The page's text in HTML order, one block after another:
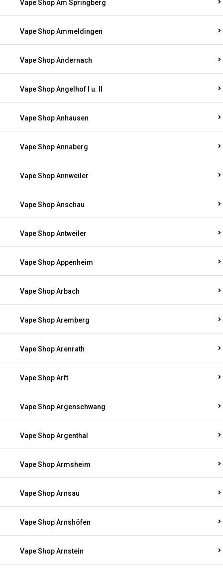
Vape Shop Am Springberg
Vape Shop Ammeldingen
Vape Shop Andernach
Vape Shop Angelhof I u. II
Vape Shop Anhausen
Vape Shop Annaberg
Vape Shop Annweiler
Vape Shop Anschau
Vape Shop Antweiler
Vape Shop Appenheim
Vape Shop Arbach
Vape Shop Aremberg
Vape Shop Arenrath
Vape Shop Arft
Vape Shop Argenschwang
Vape Shop Argenthal
Vape Shop Armsheim
Vape Shop Arnsau
Vape Shop Arnshöfen
Vape Shop Arnstein